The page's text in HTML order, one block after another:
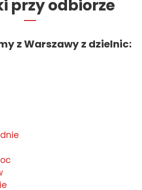
przy odbiorze
z Warszawy z dzielnic: